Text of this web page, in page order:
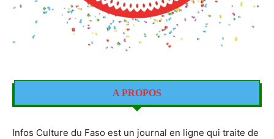
A PROPOS
Infos Culture du Faso est un journal en ligne qui traite de